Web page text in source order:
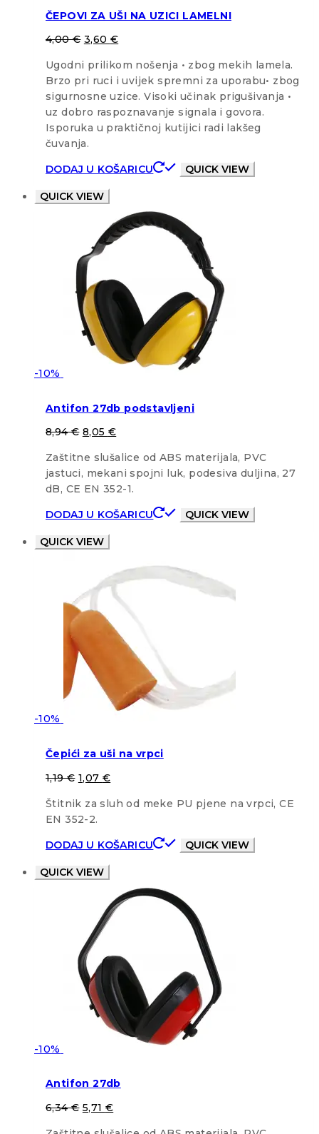
ČEPOVI ZA UŠI NA UZICI LAMELNI
4,00€ 3,60 €
Ugodni prilikom nošenja • zbog mekih lamela.
Brzo pri ruci i uvijek spremni za uporabu• zbog
sigurnosne uzice. Visoki učinak prigušivanja •
uz dobro raspoznavanje signala i govora.
Isporuka u praktičnoj kutijici radi lakšeg
čuvanja.
DODAJ U KOŠARICU
QUICK VIEW
QUICK VIEW
-10%
Antifon 27db podstavljeni
8,94€ 8,05 €
Zaštitne slušalice od ABS materijala, PVC
jastuci, mekani spojni luk, podesiva duljina, 27
dB, CE EN 352-1.
DODAJ U KOŠARICU
QUICK VIEW
QUICK VIEW
-10%
Čepići za uši na vrpci
1,19€ 1,07 €
Štitnik za sluh od meke PU pjene na vrpci, CE
EN 352-2.
DODAJ U KOŠARICU
QUICK VIEW
QUICK VIEW
-10%
Antifon 27db
6,34€ 5,71 €